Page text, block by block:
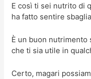
E così ti sei nutrito di
ha fatto sentire
È un buon
che ti sia utile in
Certo, magari